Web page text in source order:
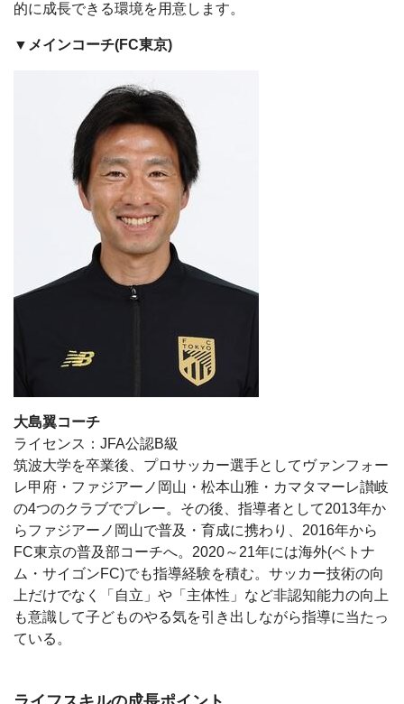
的に成長できる環境を用意します。
▼メインコーチ(FC東京)
大島翼コーチ
ライセンス：JFA公認B級
筑波大学を卒業後、プロサッカー選手としてヴァンフォー
レ甲府・ファジアーノ岡山・松本山雅・カマタマーレ讃岐
の4つのクラブでプレー。その後、指導者として2013年か
らファジアーノ岡山で普及・育成に携わり、2016年から
FC東京の普及部コーチへ。2020～21年には海外(ベトナ
ム・サイゴンFC)でも指導経験を積む。サッカー技術の向
上だけでなく「自立」や「主体性」など非認知能力の向上
も意識して子どものやる気を引き出しながら指導に当たっ
ている。